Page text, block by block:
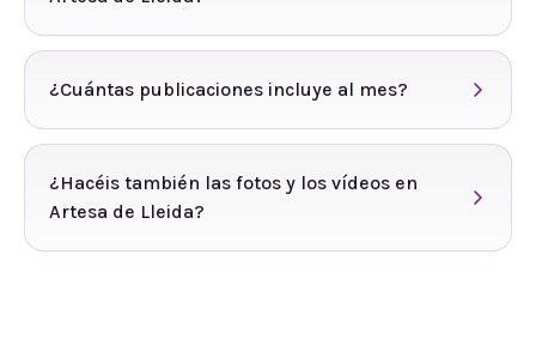
¿Cuántas publicaciones incluye al mes?
¿Hacéis también las fotos y los vídeos en
Artesa de Lleida?